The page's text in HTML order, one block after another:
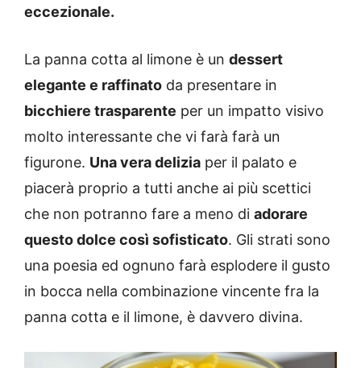
eccezionale.
La panna cotta al limone è un dessert
elegante e raffinato da presentare in
bicchiere trasparente per un impatto visivo
molto interessante che vi farà farà un
figurone. Una vera delizia per il palato e
piacerà proprio a tutti anche ai più scettici
che non potranno fare a meno di adorare
questo dolce così sofisticato. Gli strati sono
una poesia ed ognuno farà esplodere il gusto
in bocca nella combinazione vincente fra la
panna cotta e il limone, è davvero divina.